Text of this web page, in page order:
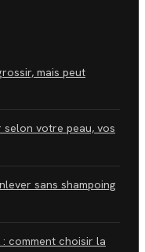
mais peut
selon votre peau, vos
sans shampoing
comment choisir la